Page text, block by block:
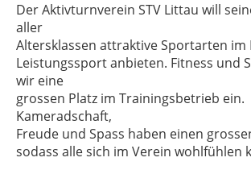
Der Aktivturnverein STV Littau will
aller
Altersklassen attraktive Sportarten im
Leistungssport anbieten. Fitness und
wir eine
grossen Platz im Trainingsbetrieb ein.
Kameradschaft,
Freude und Spass haben einen
sodass alle sich im Verein wohlfühlen